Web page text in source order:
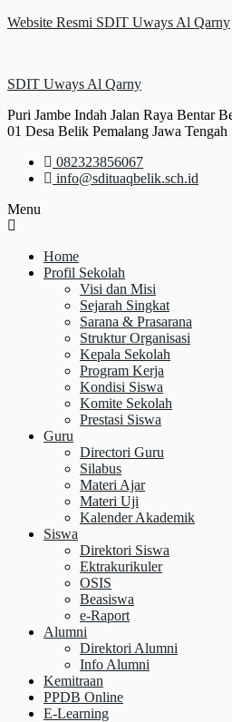
Website Resmi SDIT Uways Al Qarny
SDIT Uways Al Qarny
Puri Jambe Indah Jalan Raya Bentar
01 Desa Belik Pemalang Jawa Tengah
082323856067
info@sdituaqbelik.sch.id
Menu
Home
Profil Sekolah
Visi dan Misi
Sejarah Singkat
Sarana & Prasarana
Struktur Organisasi
Kepala Sekolah
Program Kerja
Kondisi Siswa
Komite Sekolah
Prestasi Siswa
Guru
Directori Guru
Silabus
Materi Ajar
Materi Uji
Kalender Akademik
Siswa
Direktori Siswa
Ektrakurikuler
OSIS
Beasiswa
e-Raport
Alumni
Direktori Alumni
Info Alumni
Kemitraan
PPDB Online
E-Learning